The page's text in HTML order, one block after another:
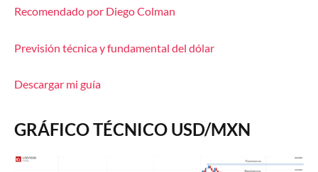
Recomendado por Diego Colman
Previsión técnica y fundamental del dólar
Descargar mi guía
GRÁFICO TÉCNICO USD/MXN